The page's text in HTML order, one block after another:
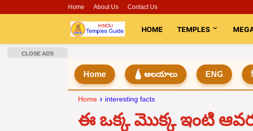
Home About Us Contact Us
HOME TEMPLES
Home 🛕 ఆలయాలు ENG
Home interesting facts
ఈ ఒక్క మొక్క ఇంటి
CLOSE ADS